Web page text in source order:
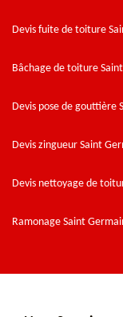
Devis fuite de toiture
Bâchage de toiture
Devis pose de gouttière
Devis zingueur Saint
Devis nettoyage de
Ramonage Saint